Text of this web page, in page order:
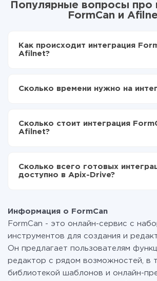
Популярные вопросы про
FormCan и
Как происходит интеграция
Afilnet?
Выбираете какие данные
передаваться из FormCan в Afilnet
Сколько времени нужно на
отличаться и составлять от 5-ти до
среднем настройка занимает 10-15
Сколько стоит интеграция
Afilnet?
функционал. Вы оплачиваете только
данных, которые по факту
перейти на платный, при
отарифах .
Сколько всего готовых
доступно в Apix-Drive?
Информация о FormCan
FormCan - это онлайн-сервис с
инструментов для создания и
Он предлагает пользователям
редактор с рядом возможностей, в
библиотекой шаблонов и онлайн-